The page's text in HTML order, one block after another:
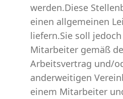
werden.Diese
einen allgemeinen
liefern.Sie soll
Mitarbeiter gemäß
Arbeitsvertrag und/
anderweitigen
einem Mitarbeiter